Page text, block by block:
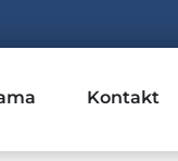
Kontakt